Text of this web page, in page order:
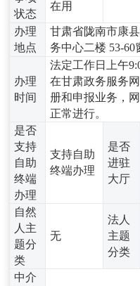
状态
在用
办理
地点
甘肃省陇南市康
务中心二楼 53-60
办理
时间
法定工作日上午
在甘肃政务服务
册和申报业务，
正常进行。
是否
支持
自助
终端
办理
支持自助
终端办理
是否
进驻
大厅
自然
人主
题分
类
无
法人
主题
分类
中介